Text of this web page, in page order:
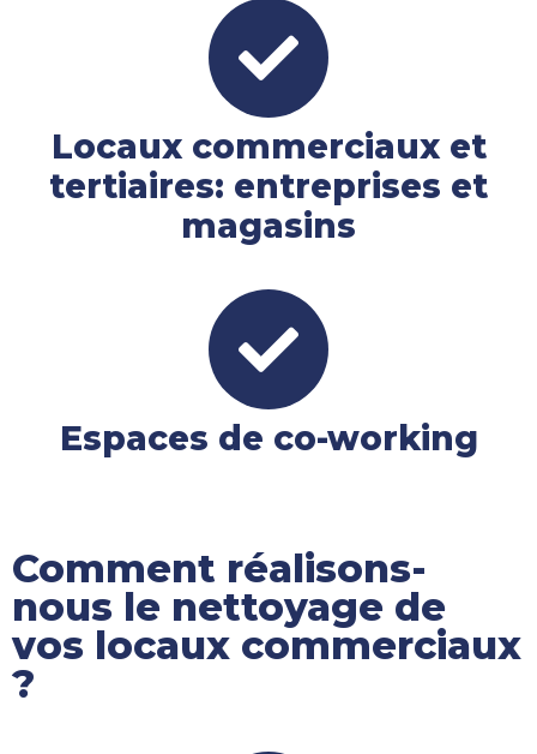
Locaux commerciaux et
tertiaires: entreprises et
magasins
Espaces de co-working
Comment réalisons-
nous le nettoyage de
vos locaux commerciaux
?